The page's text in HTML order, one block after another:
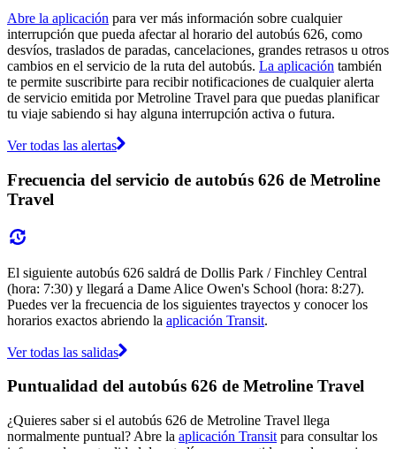
Abre la aplicación para ver más información sobre cualquier
interrupción que pueda afectar al horario del autobús 626, como
desvíos, traslados de paradas, cancelaciones, grandes retrasos u otros
cambios en el servicio de la ruta del autobús. La aplicación también
te permite suscribirte para recibir notificaciones de cualquier alerta
de servicio emitida por Metroline Travel para que puedas planificar
tu viaje sabiendo si hay alguna interrupción activa o futura.
Ver todas las alertas
Frecuencia del servicio de autobús 626 de Metroline
Travel
El siguiente autobús 626 saldrá de Dollis Park / Finchley Central
(hora: 7:30) y llegará a Dame Alice Owen's School (hora: 8:27).
Puedes ver la frecuencia de los siguientes trayectos y conocer los
horarios exactos abriendo la aplicación Transit.
Ver todas las salidas
Puntualidad del autobús 626 de Metroline Travel
¿Quieres saber si el autobús 626 de Metroline Travel llega
normalmente puntual? Abre la aplicación Transit para consultar los